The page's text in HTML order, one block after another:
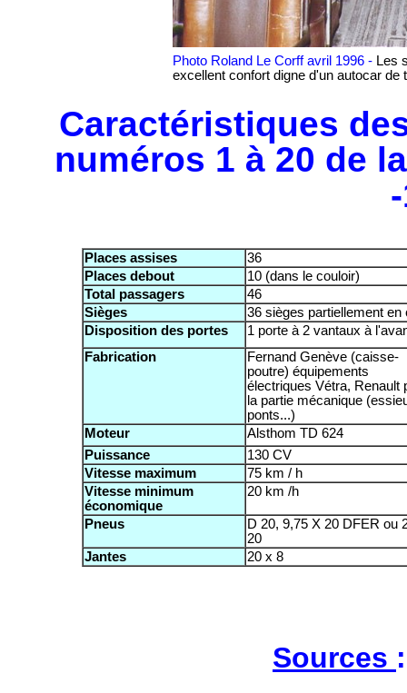
Photo Roland Le Corff avril 1996 - Les
excellent confort digne d'un autocar de
Caractéristiques
numéros 1 à 20 de
Places assises
36
Places debout
10 (dans le couloir)
Total passagers
46
Sièges
36 sièges partiellement en
Disposition des portes
1 porte à 2 vantaux à
Fabrication
Fernand Genève (caisse-
poutre) équipements
électriques Vétra, Renault
la partie mécanique
ponts...)
Moteur
Alsthom TD 624
Puissance
130 CV
Vitesse maximum
75 km / h
Vitesse minimum
économique
20 km /h
Pneus
D 20, 9,75 X 20 DFER ou
20
Jantes
20 x 8
Sources :